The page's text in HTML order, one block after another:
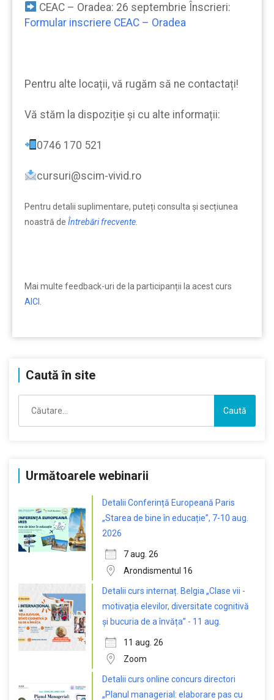
CEAC – Oradea: 26 septembrie Înscrieri:
Formular inscriere CEAC – Oradea
Pentru alte locații, vă rugăm să ne contactați!
Vă stăm la dispoziție şi cu alte informații:
0746 170 521
cursuri@scim-vivid.ro
Pentru detalii suplimentare, puteți consulta şi secțiunea
noastră de Întrebări frecvente.
Mai multe feedback-uri de la participanții la acest curs
AICI.
Caută în site
după:
Următoarele webinarii
Detalii Conferință Europeană Paris
„Starea de bine în educație”, 7-10 aug.
2026
7 aug. 26
Arondismentul 16
Detalii curs internaț. Belgia „Clase vii -
motivația elevilor, diversitate cognitivă
și bucuria de a învăța” - 11 aug.
11 aug. 26
Zoom
Detalii curs online concurs directori
„Planul managerial: elaborare pas cu